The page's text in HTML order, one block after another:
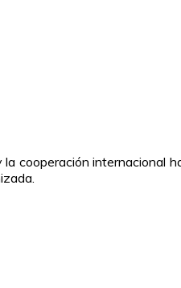
cooperación internacional